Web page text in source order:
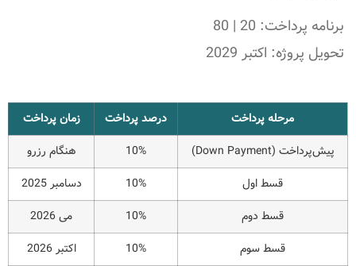
برنامه پرداخت:
تحویل پروژه: اکتبر 2029
مرحله پرداخت درصد پرداخت
زمان پرداخت
پیش‌پرداخت (Down Payment)
10%
هنگام رزرو
قسط اول
10%
دسامبر 2025
قسط دوم
10%
می 2026
قسط سوم
10%
اکتبر 2026